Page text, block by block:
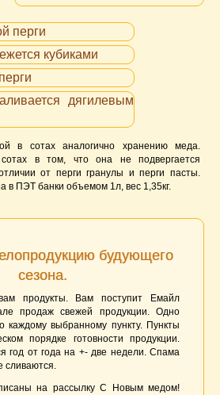
в сотах аналогично хранению меда.
в том, что она не подвергается
от перги гранулы и перги пасты.
в ПЭТ банки объемом 1л, вес 1,35кг.
будующего
сезона.
продукты. Вам поступит Емайл
продаж свежей продукции. Одно
каждому выбранному пункту. Пункты
порядке готовности продукции.
год от года на +- две недели. Спама
сливаются.
на рассылку С Новым медом!